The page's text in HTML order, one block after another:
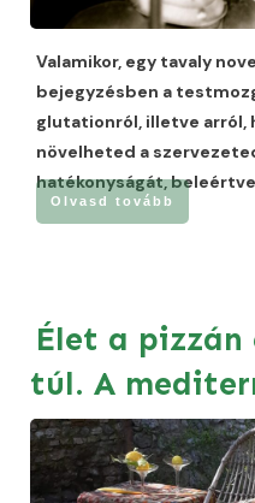
Valamikor, egy tavaly
bejegyzésben a
glutationról, illetve arról,
növelheted a
hatékonyságát,
Olvasd tovább
Élet a pizzán
túl. A